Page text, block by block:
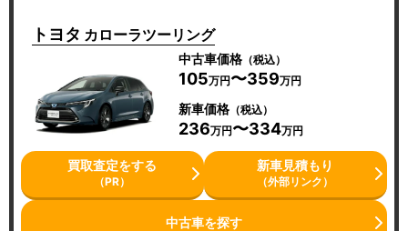
トヨタ カローラツーリング
中古車価格（税込）
105万円〜359万円
新車価格（税込）
236万円〜334万円
買取査定をする
（PR）
新車見積もり
（外部リンク）
中古車を探す